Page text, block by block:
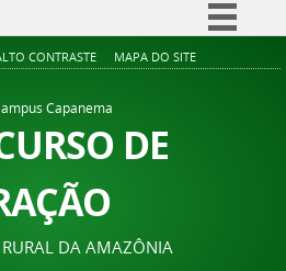
Simplifique!
Acesso à informação
Legislação
CONTRASTE MAPA DO SITE
Capanema
DE
RURAL DA AMAZÔNIA